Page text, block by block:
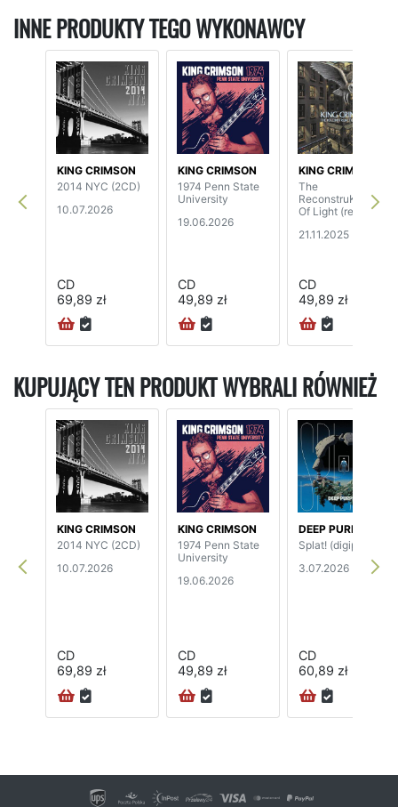
INNE PRODUKTY TEGO WYKONAWCY
KING CRIMSON
2014 NYC (2CD)
10.07.2026
CD
69,89 zł
KING CRIMSON
1974 Penn State
University
19.06.2026
CD
49,89 zł
KING CRIMSON
The
ReconstruKction
Of Light (reissue)
21.11.2025
CD
49,89 zł
KUPUJĄCY TEN PRODUKT WYBRALI RÓWNIEŻ
KING CRIMSON
2014 NYC (2CD)
10.07.2026
CD
69,89 zł
KING CRIMSON
1974 Penn State
University
19.06.2026
CD
49,89 zł
DEEP PURPLE
Splat! (digipak)
3.07.2026
CD
60,89 zł